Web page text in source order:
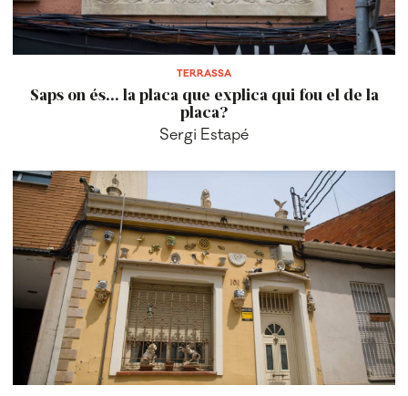
TERRASSA
Saps on és... la placa que explica qui fou el de la
placa?
Sergi Estapé